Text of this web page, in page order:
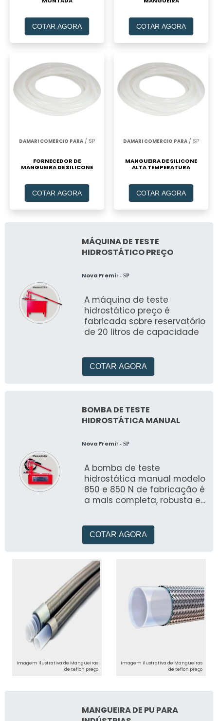
COTAR AGORA COTAR AGORA
DAMARI COMERCIO PARA / SP
FORNECEDOR DE
MANGUEIRA DE SILICONE
COTAR AGORA
DAMARI COMERCIO PARA / SP
MANGUEIRA DE SILICONE
ALTA TEMPERATURA
COTAR AGORA
MÁQUINA DE TESTE
HIDROSTÁTICO PREÇO
Nova Fremi/ - SP
A máquina de teste
hidrostático preço é
fabricada sobre reservatório
de 20 litros de capacidade
COTAR AGORA
BOMBA DE TESTE
HIDROSTÁTICA MANUAL
Nova Fremi/ - SP
A bomba de teste
hidrostática manual modelo
850 e 850 N de fabricação é
a mais completa, robusta e
COTAR AGORA
Imagem ilustrativa de Mangueiras
de teflon preço
Imagem ilustrativa de Mangueiras
de teflon preço
MANGUEIRA DE PU PARA